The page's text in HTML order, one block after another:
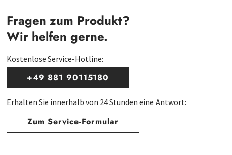
Fragen zum Produkt?
Wir helfen gerne.
Kostenlose Service-Hotline:
+49 881 90115180
Erhalten Sie innerhalb von 24 Stunden eine Antwort:
Zum Service-Formular